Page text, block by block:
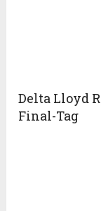
Delta Lloyd
Final-Tag